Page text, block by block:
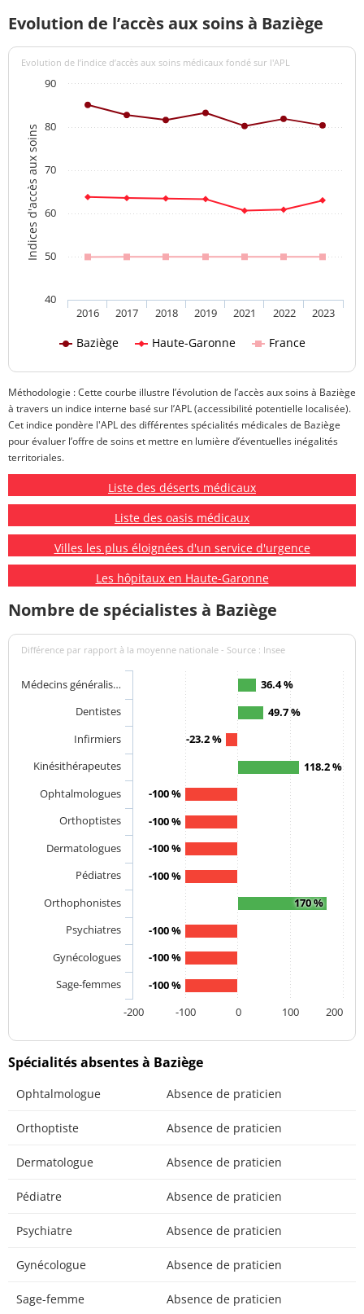
Evolution de l’accès aux soins à Baziège
Indices d'accès aux soins
Evolution de l’indice d’accès aux soins médicaux fondé sur l'APL
Baziège Haute-Garonne France
2016 2017 2018 2019 2021 2022 2023
40
50
60
70
80
90
Méthodologie : Cette courbe illustre l’évolution de l’accès aux soins à Baziège
à travers un indice interne basé sur l’APL (accessibilité potentielle localisée).
Cet indice pondère l'APL des différentes spécialités médicales de Baziège
pour évaluer l’offre de soins et mettre en lumière d’éventuelles inégalités
territoriales.
Liste des déserts médicaux
Liste des oasis médicaux
Villes les plus éloignées d'un service d'urgence
Les hôpitaux en Haute-Garonne
Nombre de spécialistes à Baziège
Différence par rapport à la moyenne nationale - Source : Insee
36.4 %
49.7 %
-23.2 %
118.2 %
-100 %
-100 %
-100 %
-100 %
170 %
-100 %
-100 %
-100 %
Médecins généralis…
Dentistes
Infirmiers
Kinésithérapeutes
Ophtalmologues
Orthoptistes
Dermatologues
Pédiatres
Orthophonistes
Psychiatres
Gynécologues
Sage-femmes
-100
0 100 200
-200
Spécialités absentes à Baziège
Ophtalmologue Absence de praticien
Orthoptiste Absence de praticien
Dermatologue Absence de praticien
Pédiatre Absence de praticien
Psychiatre Absence de praticien
Gynécologue Absence de praticien
Sage-femme Absence de praticien